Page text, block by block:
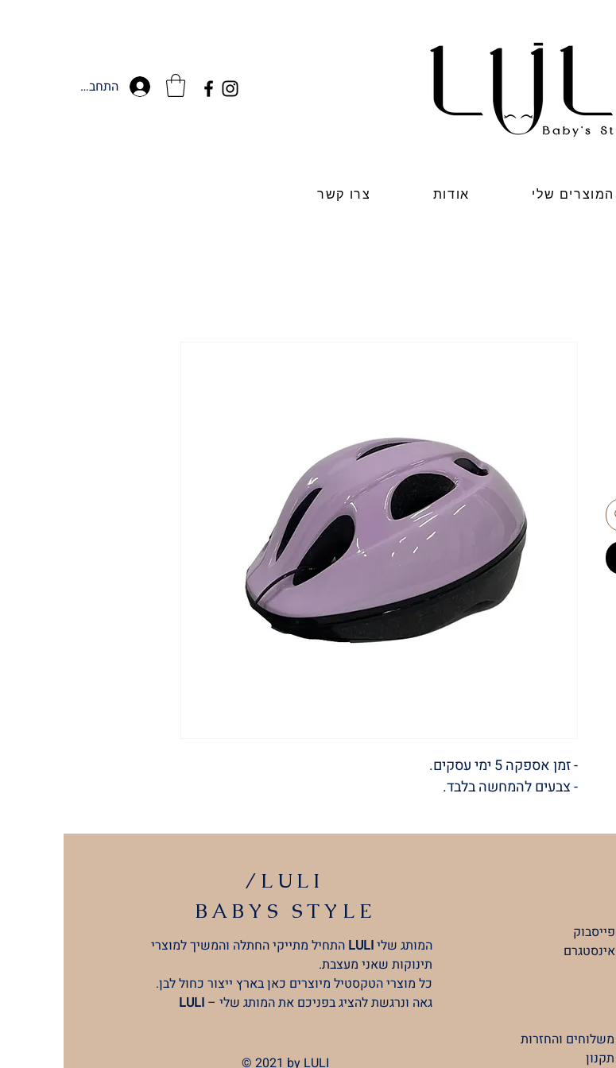
התחברות
המוצרים שלי אודות צרו קשר
- זמן אספקה 5 ימי עסקים.
- צבעים להמחשה בלבד.
/LULI
BABYS STYLE
המותג שליLULI התחיל מתייקי החתלה והמשיך למוצרי
תינוקות שאני מעצבת.
כל מוצרי הטקסטיל מיוצרים כאן בארץ ייצור כחול לבן.
גאה ונרגשת להציג בפניכם את המותג שלי –LULI
© 2021 by LULI
פייסבוק
אינסטגרם
משלוחים והחזרות
תקנון